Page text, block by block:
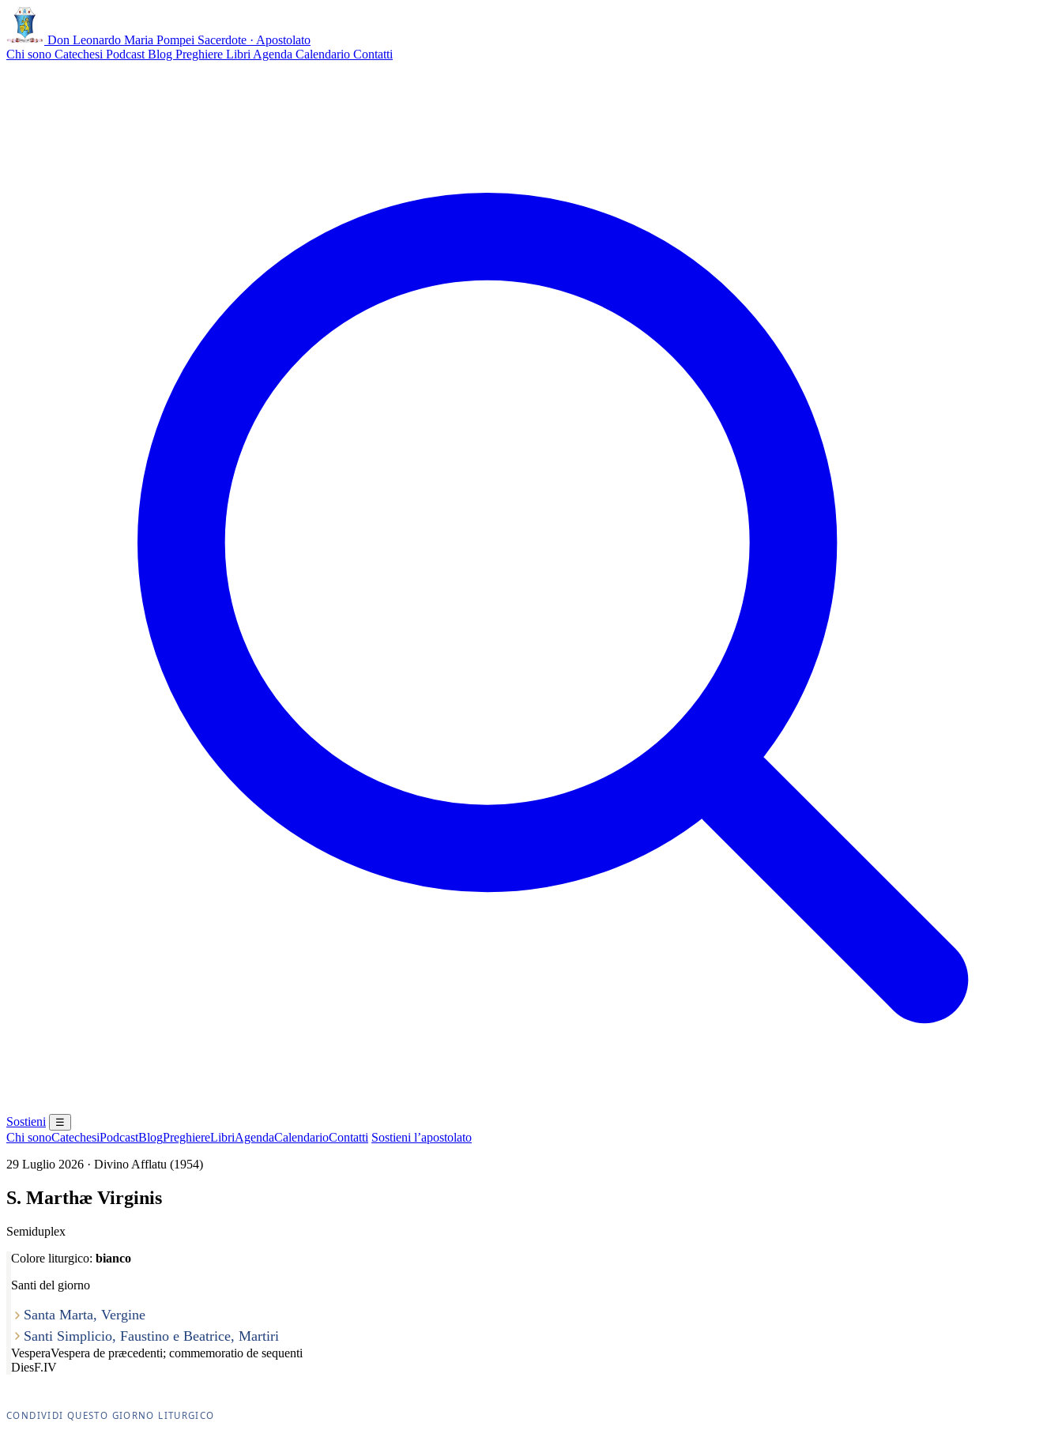
Don Leonardo Maria Pompei Sacerdote · Apostolato
Chi sono Catechesi Podcast Blog Preghiere Libri Agenda Calendario Contatti
Sostieni ☰
Chi sonoCatechesiPodcastBlogPreghiereLibriAgendaCalendarioContatti Sostieni l’apostolato
29 Luglio 2026 · Divino Afflatu (1954)
S. Marthæ Virginis
Semiduplex
Colore liturgico: bianco
Santi del giorno
Santa Marta, Vergine
Santi Simplicio, Faustino e Beatrice, Martiri
VesperaVespera de præcedenti; commemoratio de sequenti
DiesF.IV
CONDIVIDI QUESTO GIORNO LITURGICO